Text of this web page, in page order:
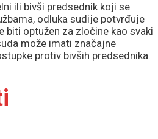
ili bivši predsednik koji se
odluka sudije potvrđuje
biti optužen za zločine kao svaki
može imati značajne
protiv bivših predsednika.